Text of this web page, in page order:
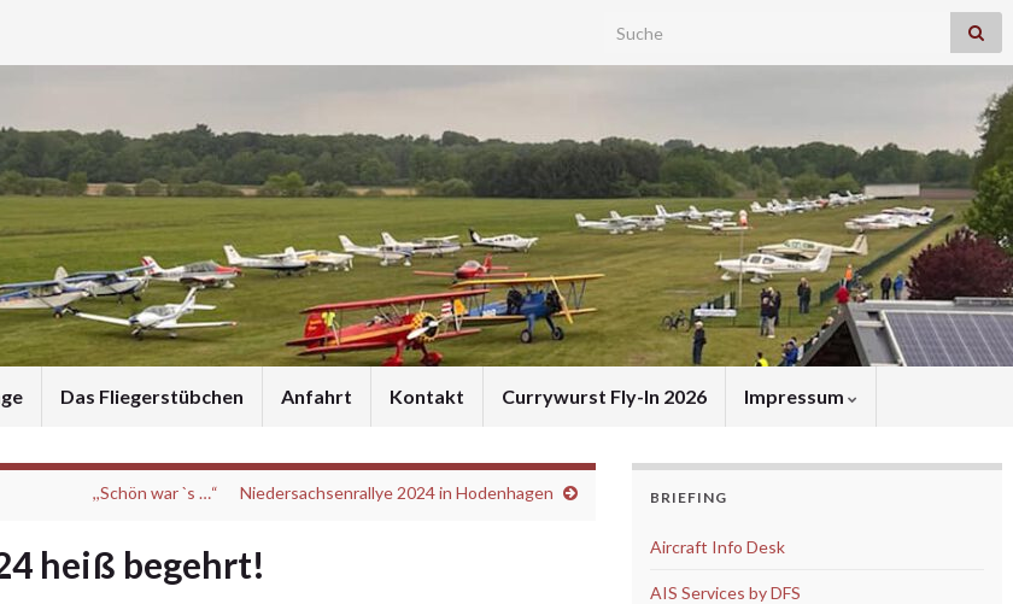
Search for:
Das Fliegerstübchen Anfahrt Kontakt Currywurst Fly-In 2026 Impressum
,,Schön war `s …“ Niedersachsenrallye 2024 in Hodenhagen
heiß begehrt!
BRIEFING
Aircraft Info Desk
AIS Services by DFS